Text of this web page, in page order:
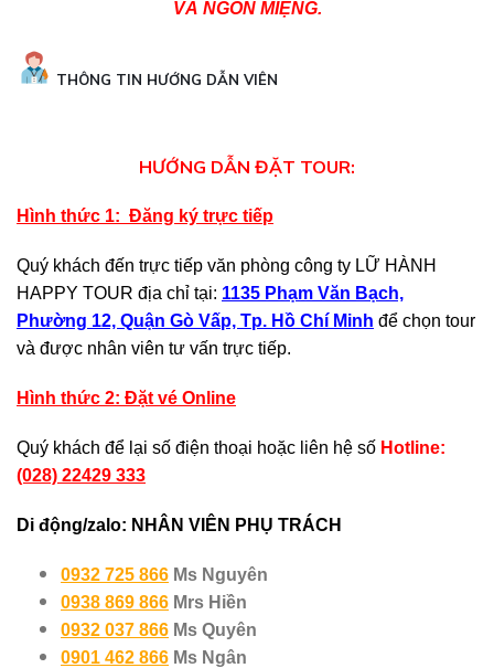
VÀ NGON MIỆNG.
THÔNG TIN HƯỚNG DẪN VIÊN
HƯỚNG DẪN ĐẶT TOUR:
Hình thức 1: Đăng ký trực tiếp
Quý khách đến trực tiếp văn phòng công ty LỮ HÀNH
HAPPY TOUR địa chỉ tại: 1135 Phạm Văn Bạch,
Phường 12, Quận Gò Vấp, Tp. Hồ Chí Minh để chọn tour
và được nhân viên tư vấn trực tiếp.
Hình thức 2: Đặt vé Online
Quý khách để lại số điện thoại hoặc liên hệ số Hotline:
(028) 22429 333
Di động/zalo: NHÂN VIÊN PHỤ TRÁCH
0932 725 866 Ms Nguyên
0938 869 866 Mrs Hiền
0932 037 866 Ms Quyên
0901 462 866 Ms Ngân